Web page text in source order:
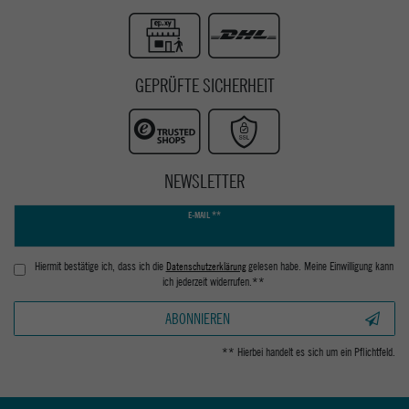
GEPRÜFTE SICHERHEIT
NEWSLETTER
E-MAIL **
Hiermit bestätige ich, dass ich die Daten­schutz­erklärunggelesen habe. Meine Einwilligung kann
ich jederzeit widerrufen.**
ABONNIEREN
** Hierbei handelt es sich um ein Pflichtfeld.